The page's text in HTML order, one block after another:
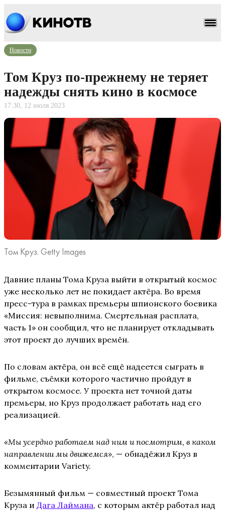
Новости
Том Круз по-прежнему не теряет
надежды снять кино в космосе
17:30, 12 июля 2023
Том Круз. Getty Images
Давние планы Тома Круза выйти в открытый космос
уже несколько лет не покидает актёра. Во время
пресс-тура в рамках премьеры шпионского боевика
«Миссия: невыполнима. Смертельная расплата,
часть 1» он сообщил, что не планирует откладывать
этот проект до лучших времён.
По словам актёра, он всё ещё надеется сыграть в
фильме, съёмки которого частично пройдут в
открытом космосе. У проекта нет точной даты
премьеры, но Круз продолжает работать над его
реализацией.
«Мы усердно работаем над ним и посмотрим, в каком
направлении мы движемся», — обнадёжил Круз в
комментарии Variety.
Безымянный фильм — совместный проект Тома
Круза и Дага Лаймана, с которым актёр работал над